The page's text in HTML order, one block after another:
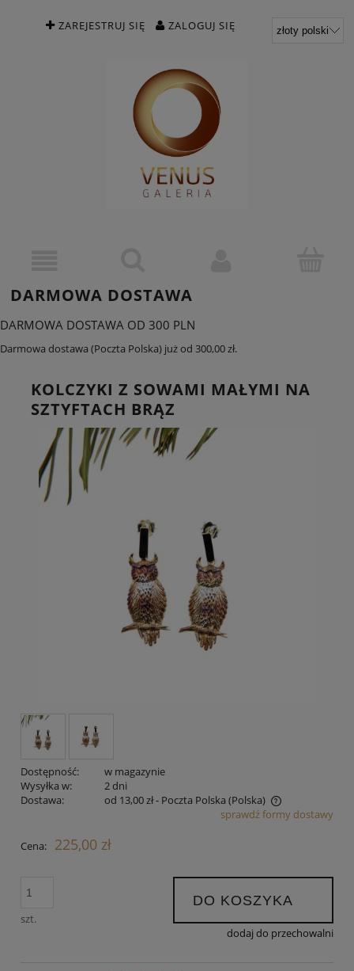
ZAREJESTRUJ SIĘ ZALOGUJ SIĘ
DARMOWA DOSTAWA
DARMOWA DOSTAWA OD 300 PLN
Darmowa dostawa (Poczta Polska) już od 300,00 zł.
KOLCZYKI Z SOWAMI MAŁYMI NA
SZTYFTACH BRĄZ
Dostępność:
w magazynie
Wysyłka w:
2 dni
Dostawa:
od 13,00 zł- Poczta Polska (Polska)
Cena nie zawiera ewentualnych kosztów płatnościsprawdź formy dostawy
Cena: 225,00 zł
szt.
DO KOSZYKA
dodaj do przechowalni